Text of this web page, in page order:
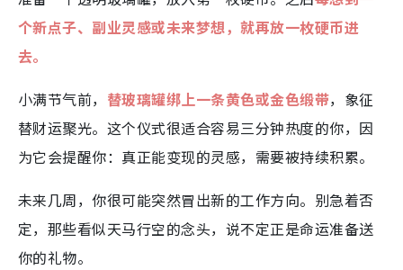
个新点子、副业灵感或未来梦想，就再放一枚硬币进
去。
小满节气前， 替玻璃罐绑上一条黄色或金色缎带，象征
替财运聚光。这个仪式很适合容易三分钟热度的你，因
为它会提醒你：真正能变现的灵感，需要被持续积累。
未来几周，你很可能突然冒出新的工作方向。别急着否
定，那些看似天马行空的念头，说不定正是命运准备送
你的礼物。